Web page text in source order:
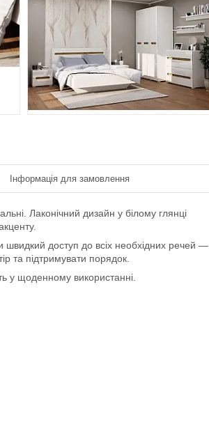
Інформація для замовлення
Лаконічний дизайн у білому глянці
швидкий доступ до всіх необхідних речей —
та підтримувати порядок.
у щоденному використанні.